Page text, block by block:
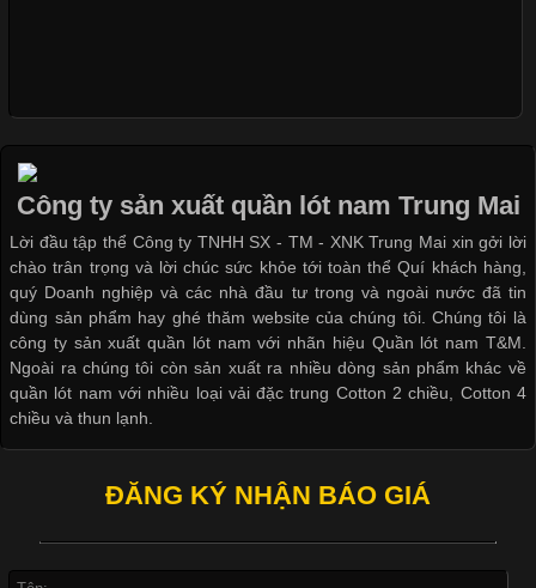
Các Form Áo Thun Phổ Biến Hiện Nay Và Xu Hướng Trong
Ngành May Mặc Áo thun là một trong những trang phục quen
thuộc và được sử dụng phổ biến nhất hiện nay. Không chỉ đa
dạng về màu sắc hay chất liệu, áo thun còn có nhiều form dáng
khác nhau để phù hợp với từng phong cách thời trang và nhu
cầu
Khám Phá Áo Phông Trang Phục Phổ Biến Nhất Hiện Nay
Áo phông là một trong những trang phục phổ biến nhất trong
Không chỉ xuất hiện trong thời trang thường ngày, áo phông còn
được ứng dụng rộng rãi trong ngành sản xuất may mặc, đặc
Công ty sản xuất quần lót nam Trung Mai
Lời đầu tập thể Công ty TNHH SX - TM - XNK Trung Mai xin gởi lời
chào trân trọng và lời chúc sức khỏe tới toàn thể Quí khách hàng,
quý Doanh nghiệp và các nhà đầu tư trong và ngoài nước đã tin
dùng sản phẩm hay ghé thăm website của chúng tôi. Chúng tôi là
công ty sản xuất quần lót nam với nhãn hiệu Quần lót nam T&M.
Ngoài ra chúng tôi còn sản xuất ra nhiều dòng sản phẩm khác về
quần lót nam với nhiều loại vải đặc trung Cotton 2 chiều, Cotton 4
chiều và thun lạnh.
ĐĂNG KÝ NHẬN BÁO GIÁ